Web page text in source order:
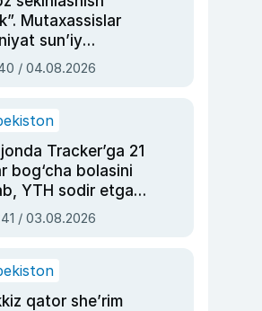
Mutaxassislar
sun’iy
boshqara
qolishidan xavotir
/ 04.08.2026
Tracker’ga 21
bog‘cha bolasini
YTH sodir etgan
sud hukmi o‘qildi
/ 03.08.2026
qator she’rim